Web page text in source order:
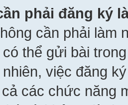
phải đăng ký
cần phải làm
thể gửi bài
việc đăng
các chức năng